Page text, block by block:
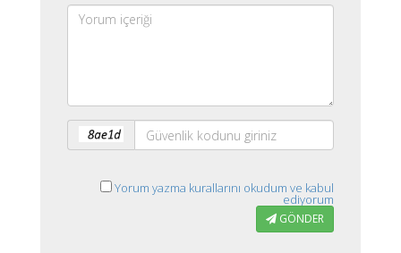
Yorum yazma kurallarını okudum ve kabul
ediyorum
GÖNDER